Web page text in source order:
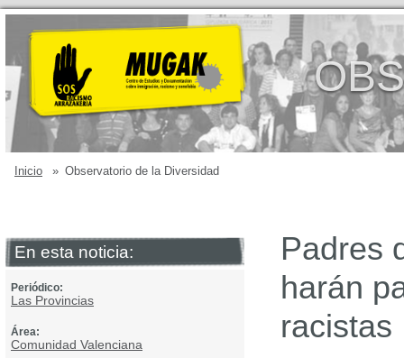
Inicio » Observatorio de la Diversidad
En esta noticia:
Periódico:
Las Provincias
Área:
Comunidad Valenciana
Padres
harán
racistas